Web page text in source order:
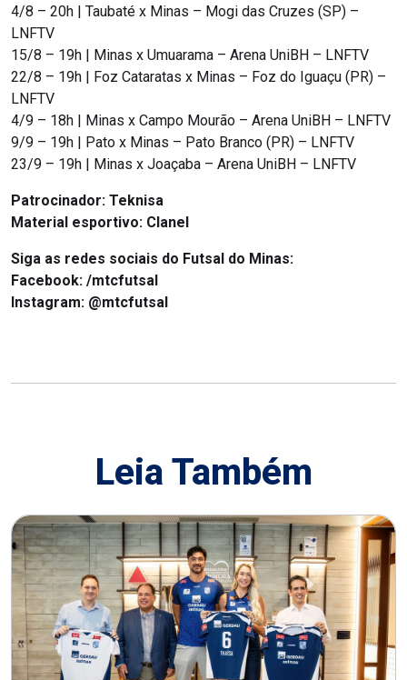
4/8 – 20h | Taubaté x Minas – Mogi das Cruzes (SP) –
LNFTV
15/8 – 19h | Minas x Umuarama – Arena UniBH – LNFTV
22/8 – 19h | Foz Cataratas x Minas – Foz do Iguaçu (PR) –
LNFTV
4/9 – 18h | Minas x Campo Mourão – Arena UniBH – LNFTV
9/9 – 19h | Pato x Minas – Pato Branco (PR) – LNFTV
23/9 – 19h | Minas x Joaçaba – Arena UniBH – LNFTV
Patrocinador: Teknisa
Material esportivo: Clanel
Siga as redes sociais do Futsal do Minas:
Facebook: /mtcfutsal
Instagram: @mtcfutsal
Leia Também